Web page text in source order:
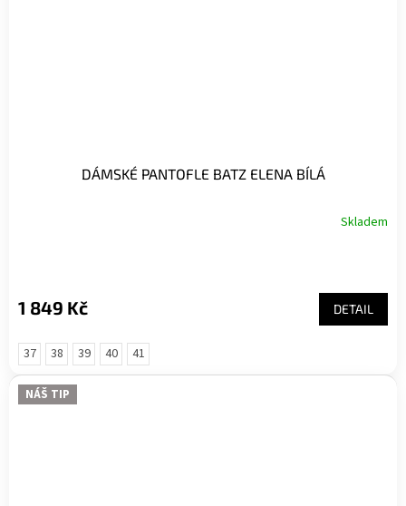
DÁMSKÉ PANTOFLE BATZ ELENA BÍLÁ
Skladem
1 849 Kč DETAIL
37 38 39 40 41
NÁŠ TIP